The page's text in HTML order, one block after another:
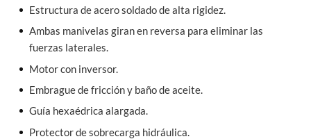
Estructura de acero soldado de alta rigidez.
Ambas manivelas giran en reversa para eliminar las
fuerzas laterales.
Motor con inversor.
Embrague de fricción y baño de aceite.
Guía hexaédrica alargada.
Protector de sobrecarga hidráulica.